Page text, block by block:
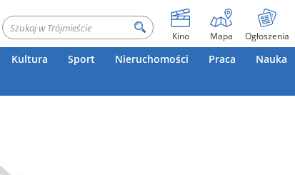
Kino Mapa Ogłoszenia
Kultura Sport Nieruchomości Praca Nauka